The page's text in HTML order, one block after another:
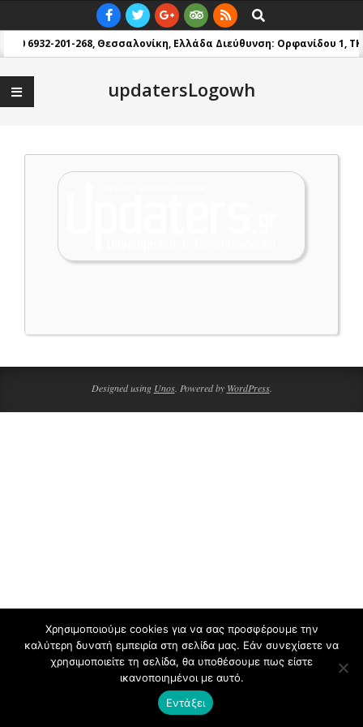
to
content
Navigation
Menu
Search
6932-201-268, Θεσσαλονίκη, Ελλάδα Διεύθυνση: Ορφανίδου 1,
updatersLogowh
02-
Designed using Unos. Powered by WordPress.
Χρησιμοποιούμε cookies για να σας προσφέρουμε την
καλύτερη δυνατή εμπειρία στη σελίδα μας. Εάν συνεχίσετε να
χρησιμοποιείτε τη σελίδα, θα υποθέσουμε πως είστε
ικανοποιημένοι με αυτό.
Εντάξει